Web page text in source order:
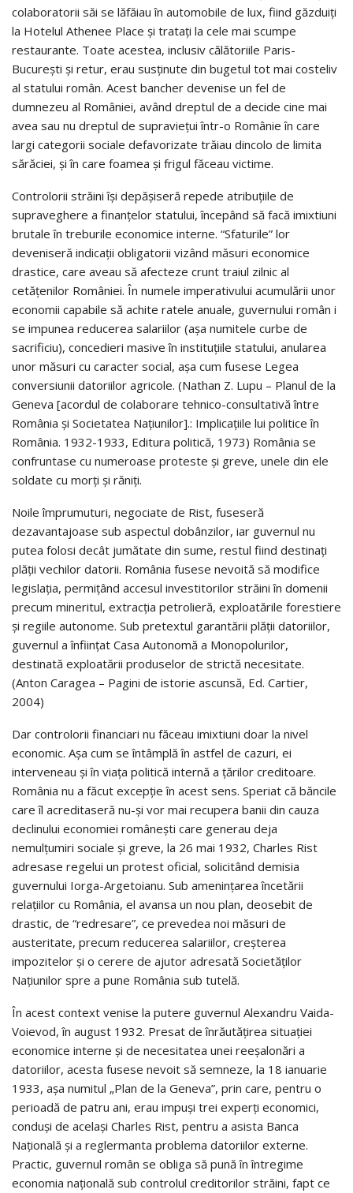
colaboratorii săi se lăfăiau în automobile de lux, fiind găzduiți
la Hotelul Athenee Place și tratați la cele mai scumpe
restaurante. Toate acestea, inclusiv călătoriile Paris-
București și retur, erau susținute din bugetul tot mai costeliv
al statului român. Acest bancher devenise un fel de
dumnezeu al României, având dreptul de a decide cine mai
avea sau nu dreptul de supraviețui într-o Românie în care
largi categorii sociale defavorizate trăiau dincolo de limita
sărăciei, și în care foamea și frigul făceau victime.
Controlorii străini își depășiseră repede atribuţiile de
supraveghere a finanţelor statului, începând să facă imixtiuni
brutale în treburile economice interne. “Sfaturile” lor
deveniseră indicații obligatorii vizând măsuri economice
drastice, care aveau să afecteze crunt traiul zilnic al
cetățenilor României. În numele imperativului acumulării unor
economii capabile să achite ratele anuale, guvernului român i
se impunea reducerea salariilor (așa numitele curbe de
sacrificiu), concedieri masive în instituțiile statului, anularea
unor măsuri cu caracter social, așa cum fusese Legea
conversiunii datoriilor agricole. (Nathan Z. Lupu – Planul de la
Geneva [acordul de colaborare tehnico-consultativă între
România și Societatea Națiunilor].: Implicațiile lui politice în
România. 1932-1933, Editura politică, 1973) România se
confruntase cu numeroase proteste și greve, unele din ele
soldate cu morți și răniți.
Noile împrumuturi, negociate de Rist, fuseseră
dezavantajoase sub aspectul dobânzilor, iar guvernul nu
putea folosi decât jumătate din sume, restul fiind destinați
plății vechilor datorii. România fusese nevoită să modifice
legislația, permițând accesul investitorilor străini în domenii
precum mineritul, extracția petrolieră, exploatările forestiere
și regiile autonome. Sub pretextul garantării plății datoriilor,
guvernul a înființat Casa Autonomă a Monopolurilor,
destinată exploatării produselor de strictă necesitate.
(Anton Caragea – Pagini de istorie ascunsă, Ed. Cartier,
2004)
Dar controlorii financiari nu făceau imixtiuni doar la nivel
economic. Așa cum se întâmplă în astfel de cazuri, ei
interveneau și în viața politică internă a țărilor creditoare.
România nu a făcut excepție în acest sens. Speriat că băncile
care îl acreditaseră nu-și vor mai recupera banii din cauza
declinului economiei românești care generau deja
nemulțumiri sociale și greve, la 26 mai 1932, Charles Rist
adresase regelui un protest oficial, solicitând demisia
guvernului Iorga-Argetoianu. Sub amenințarea încetării
relațiilor cu România, el avansa un nou plan, deosebit de
drastic, de “redresare”, ce prevedea noi măsuri de
austeritate, precum reducerea salariilor, creșterea
impozitelor şi o cerere de ajutor adresată Societăţilor
Naţiunilor spre a pune România sub tutelă.
În acest context venise la putere guvernul Alexandru Vaida-
Voievod, în august 1932. Presat de înrăutățirea situației
economice interne și de necesitatea unei reeșalonări a
datoriilor, acesta fusese nevoit să semneze, la 18 ianuarie
1933, așa numitul „Plan de la Geneva”, prin care, pentru o
perioadă de patru ani, erau impuşi trei experţi economici,
conduși de același Charles Rist, pentru a asista Banca
Naţională şi a reglermanta problema datoriilor externe.
Practic, guvernul român se obliga să pună în întregime
economia națională sub controlul creditorilor străini, fapt ce